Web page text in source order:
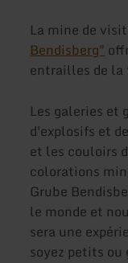
La mine de
Bendisberg"
entrailles de la
Les galeries et
d'explosifs et
et les couloirs
colorations
Grube
le monde et
sera une
soyez petits ou